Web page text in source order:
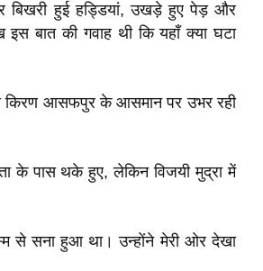
बिखरी हुई हड्डियां, उखड़े हुए पेड़ और
इस बात की गवाह थी कि यहाँ क्या घटा
किरण आसफपुर के आसमान पर उभर रही
के पास थके हुए, लेकिन विजयी मुद्रा में
से सना हुआ था। उन्होंने मेरी ओर देखा